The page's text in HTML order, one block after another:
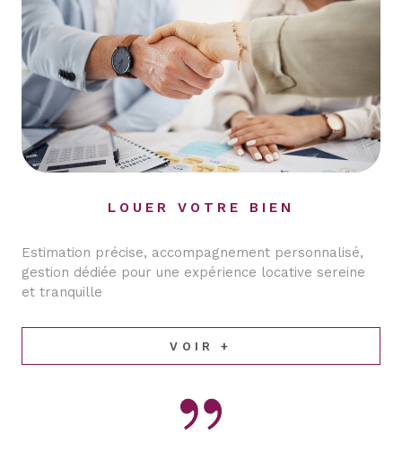
LOUER VOTRE BIEN
Estimation précise, accompagnement personnalisé,
gestion dédiée pour une expérience locative sereine
et tranquille
VOIR +